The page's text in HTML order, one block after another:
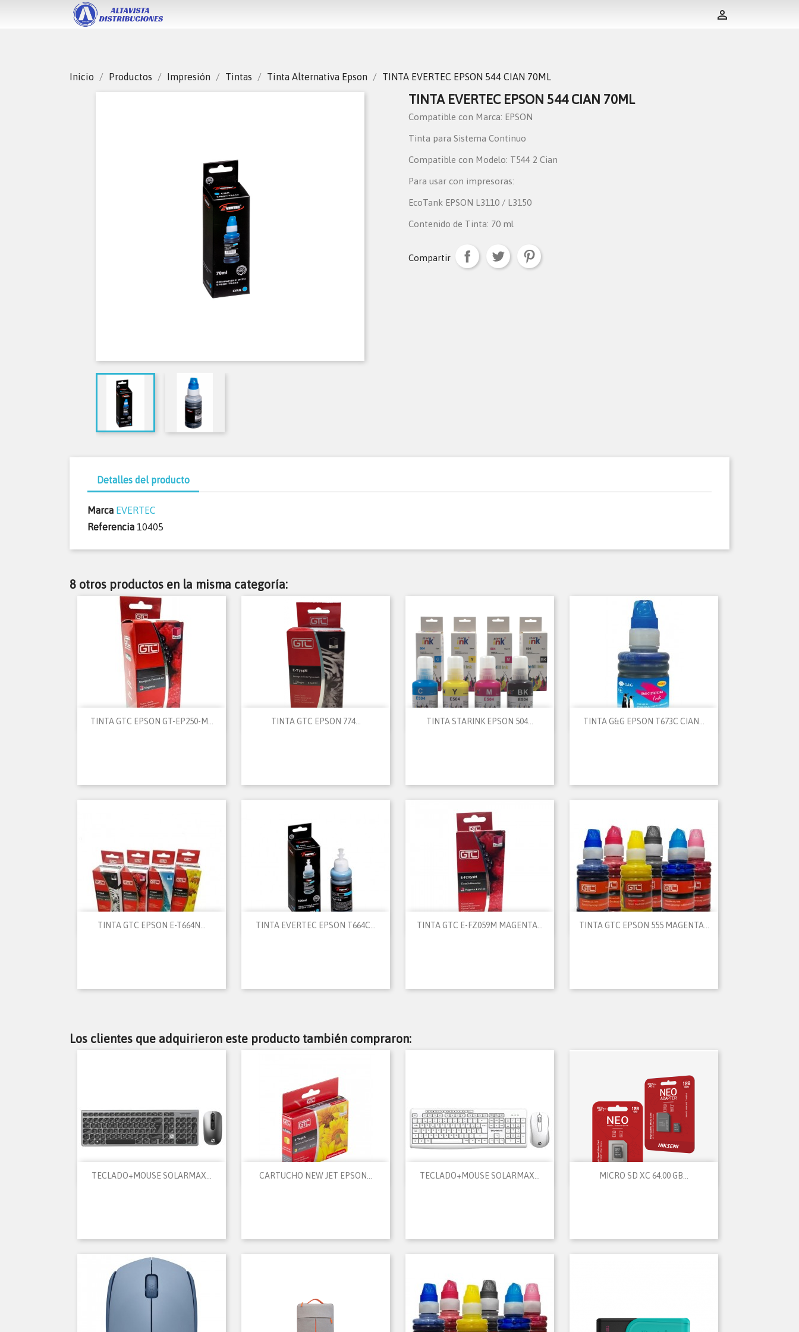

Inicio Productos Impresión Tintas Tinta Alternativa Epson TINTA EVERTEC EPSON 544 CIAN 70ML
TINTA EVERTEC EPSON 544 CIAN 70ML
Compatible con Marca: EPSON
Tinta para Sistema Continuo
Compatible con Modelo: T544 2 Cian
Para usar con impresoras:
EcoTank EPSON L3110 / L3150
Contenido de Tinta: 70 ml
Compartir
Detalles del producto
Marca EVERTEC
Referencia 10405
8 otros productos en la misma categoría:
TINTA GTC EPSON GT-EP250-M...
 Vista rápida TINTA GTC EPSON 774...
Vista rápida TINTA STARINK EPSON 504...
Vista rápida TINTA G&G EPSON T673C CIAN...
 Vista rápida
TINTA GTC EPSON E-T664N...
Vista rápida TINTA EVERTEC EPSON T664C...
Vista rápida TINTA GTC E-FZ059M MAGENTA...
 Vista rápida TINTA GTC EPSON 555 MAGENTA...
Vista rápida
Los clientes que adquirieron este producto también compraron:
TECLADO+MOUSE SOLARMAX...
Vista rápida CARTUCHO NEW JET EPSON...
Vista rápida TECLADO+MOUSE SOLARMAX...
Vista rápida MICRO SD XC 64.00 GB...
Vista rápida